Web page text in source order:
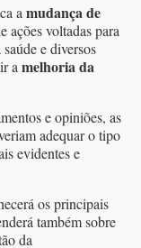
a mudança de
ações voltadas para
e diversos
a melhoria da
e opiniões, as
adequar o tipo
evidentes e
os principais
também sobre
da